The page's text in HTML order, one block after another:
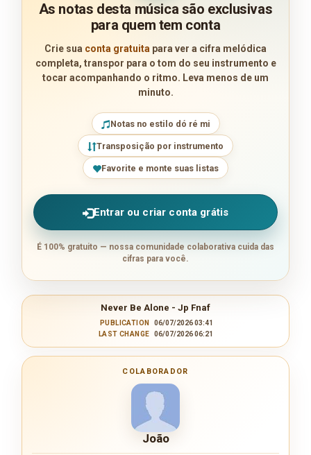
As notas desta música são exclusivas
para quem tem conta
Crie sua conta gratuita para ver a cifra melódica
completa, transpor para o tom do seu instrumento e
tocar acompanhando o ritmo. Leva menos de um
minuto.
Notas no estilo dó ré mi
Transposição por instrumento
Favorite e monte suas listas
Entrar ou criar conta grátis
É 100% gratuito — nossa comunidade colaborativa cuida das
cifras para você.
Never Be Alone - Jp Fnaf
PUBLICATION
06/07/2026 03:41
LAST CHANGE
06/07/2026 06:21
COLABORADOR
João